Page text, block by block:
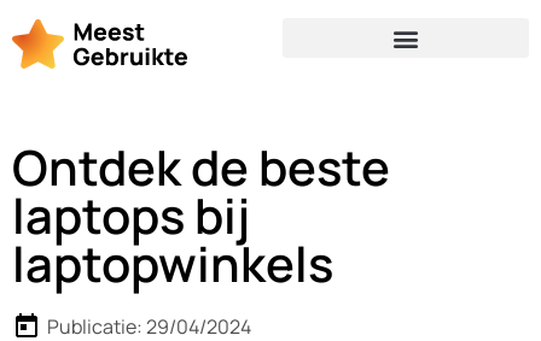
Ontdek de beste
laptops bij
laptopwinkels
Publicatie: 29/04/2024